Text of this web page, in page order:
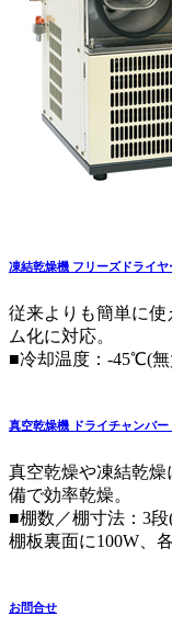
凍結乾燥機 フリーズドライヤ
従来よりも簡単に
ム化に対応。
■冷却温度：-45℃(無
真空乾燥機 ドライチャンバー
真空乾燥や凍結乾
備で効率乾燥。
■棚数／棚寸法：3
棚板裏面に100W、
お問合せ